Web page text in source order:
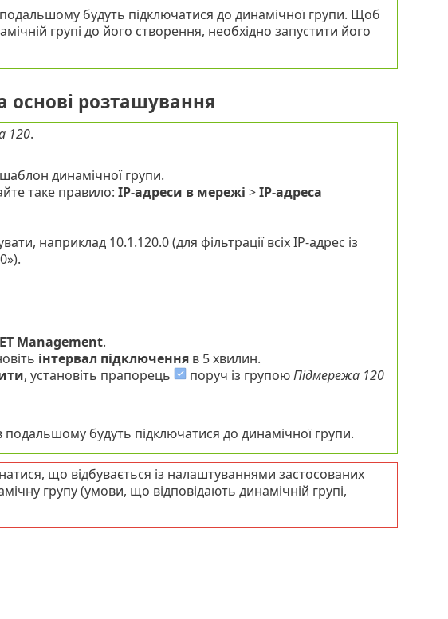
будуть підключатися до динамічної групи. Щоб
групі до його створення, необхідно запустити його
основі розташування
120.
динамічної групи.
таке правило: IP-адреси в мережі >IP-адреса
наприклад 10.1.120.0 (для фільтрації всіх IP-адрес із
Management.
інтервал підключенняв 5 хвилин.
, установіть прапорець поруч із групоюПідмережа 120
подальшому будуть підключатися до динамічної групи.
що відбувається із налаштуваннями застосованих
групу (умови, що відповідають динамічній групі,